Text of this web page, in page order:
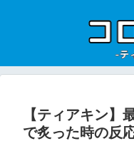
【ティアキン】
で炙った時の反